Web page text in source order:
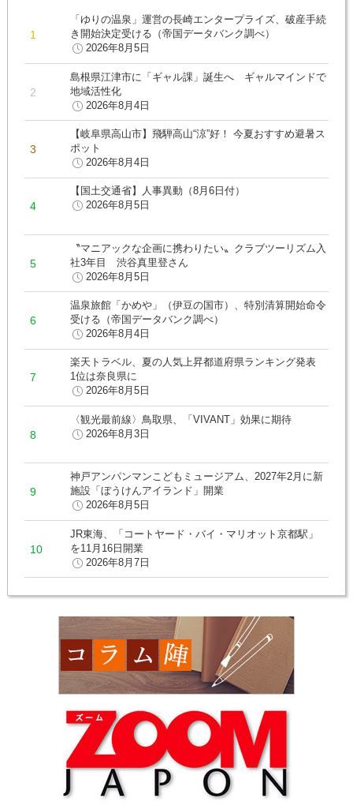
「ゆりの温泉」運営の長崎エンタープライズ、破産手続
き開始決定受ける（帝国データバンク調べ）
2026年8月5日
島根県江津市に「ギャル課」誕生へ ギャルマインドで
地域活性化
2026年8月4日
【岐阜県高山市】飛騨高山“涼”好！ 今夏おすすめ避暑ス
ポット
2026年8月4日
【国土交通省】人事異動（8月6日付）
2026年8月5日
〝マニアックな企画に携わりたい〟クラブツーリズム入
社3年目 渋谷真里登さん
2026年8月5日
温泉旅館「かめや」（伊豆の国市）、特別清算開始命令
受ける（帝国データバンク調べ）
2026年8月4日
楽天トラベル、夏の人気上昇都道府県ランキング発表
1位は奈良県に
2026年8月5日
〈観光最前線〉鳥取県、「VIVANT」効果に期待
2026年8月3日
神戸アンパンマンこどもミュージアム、2027年2月に新
施設「ぼうけんアイランド」開業
2026年8月5日
JR東海、「コートヤード・バイ・マリオット京都駅」
を11月16日開業
2026年8月7日